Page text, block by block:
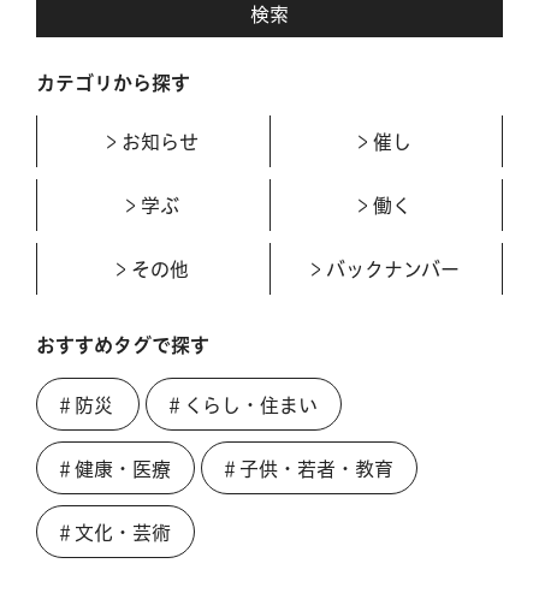
カテゴリから探す
お知らせ 催し
学ぶ 働く
その他 バックナンバー
おすすめタグで探す
＃防災 ＃くらし・住まい
＃健康・医療 ＃子供・若者・教育
＃文化・芸術